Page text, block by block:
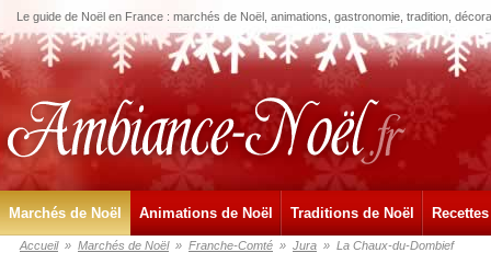
Le guide de Noël en France : marchés de Noël, animations, gastronomie, tradition,
Marchés de Noël Animations de Noël Traditions de Noël
Accueil » Marchés de Noël » Franche-Comté » Jura » La Chaux-du-Dombief